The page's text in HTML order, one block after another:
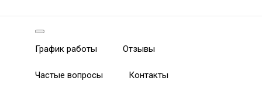
График работы Отзывы
Частые вопросы Контакты